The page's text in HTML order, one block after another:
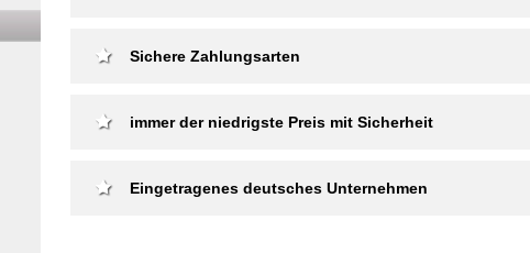
Sichere Zahlungsarten
immer der niedrigste Preis mit Sicherheit
Eingetragenes deutsches Unternehmen